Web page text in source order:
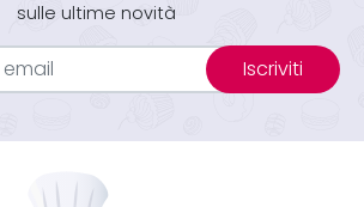
sulle ultime novità
Iscriviti